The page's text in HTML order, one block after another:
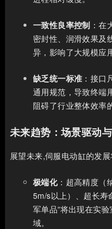
一致性良率控制 ：在
密封性、润滑效果及
异，影响了大规模应
缺乏统一标准 ：接口
通用规范，导致终端
阻碍了行业整体效率
未来趋势：场景驱动
展望未来,伺服电动缸的发
极端化：超高精度（
5m/s以上）、超长寿
军单品”将出现在实
域。